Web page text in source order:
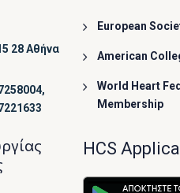
28 Αθήνα
European
American
World Heart
Membership
HCS